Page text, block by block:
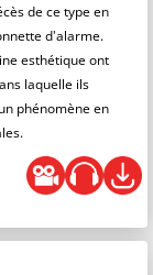
de ce type en
d'alarme.
esthétique ont
laquelle ils
phénomène en